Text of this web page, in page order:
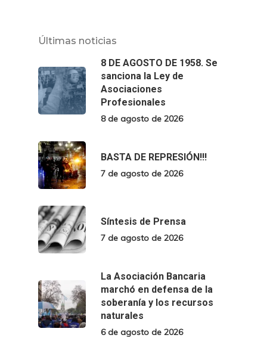
Últimas noticias
8 DE AGOSTO DE 1958. Se
sanciona la Ley de
Asociaciones
Profesionales
8 de agosto de 2026
BASTA DE REPRESIÓN!!!
7 de agosto de 2026
Síntesis de Prensa
7 de agosto de 2026
La Asociación Bancaria
marchó en defensa de la
soberanía y los recursos
naturales
6 de agosto de 2026